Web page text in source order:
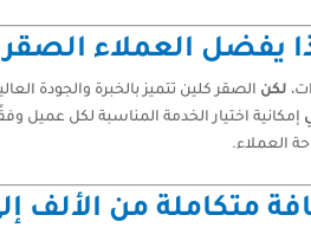
يفضل العملاء الصقر
لكن الصقر كلين تتميز بالخبرة والجودة
إمكانية اختيار الخدمة المناسبة لكل عميل
العملاء.
متكاملة من الألف